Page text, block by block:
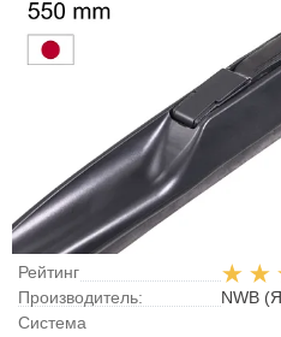
Рейтинг
Производитель:
NWB
Система